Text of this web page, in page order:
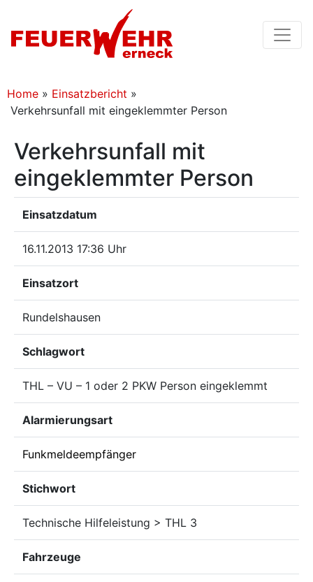
Home » Einsatzbericht »
Verkehrsunfall mit eingeklemmter Person
Verkehrsunfall mit
eingeklemmter Person
Einsatzdatum
16.11.2013 17:36 Uhr
Einsatzort
Rundelshausen
Schlagwort
THL – VU – 1 oder 2 PKW Person eingeklemmt
Alarmierungsart
Funkmeldeempfänger
Stichwort
Technische Hilfeleistung > THL 3
Fahrzeuge